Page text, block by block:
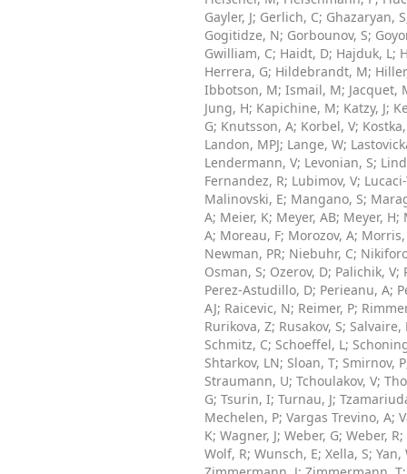
Gayler, J; Gerlich, C; Ghazaryan, S
Gogitidze, N; Gorbounov, S;
Gwilliam, C; Haidt, D; Hajduk, L;
Herrera, G; Hildebrandt, M;
Ibbotson, M; Ismail, M; Jacquet,
Jung, H; Kapichine, M; Katzy, J;
G; Knutsson, A; Korbel, V;
Landon, MPJ; Lange, W;
Lendermann, V; Levonian, S;
Fernandez, R; Lubimov, V;
Malinovski, E; Mangano, S;
A; Meier, K; Meyer, AB; Meyer, H;
A; Moreau, F; Morozov, A; Morris,
Newman, PR; Niebuhr, C;
Osman, S; Ozerov, D; Palichik, V;
Perez-Astudillo, D; Perieanu, A;
AJ; Raicevic, N; Reimer, P;
Rurikova, Z; Rusakov, S; Salvaire,
Schmitz, C; Schoeffel, L;
Shtarkov, LN; Sloan, T; Smirnov, P
Straumann, U; Tchoulakov, V;
G; Tsurin, I; Turnau, J;
Mechelen, P; Vargas Trevino, A;
K; Wagner, J; Weber, G; Weber, R;
Wolf, R; Wunsch, E; Xella, S; Yan,